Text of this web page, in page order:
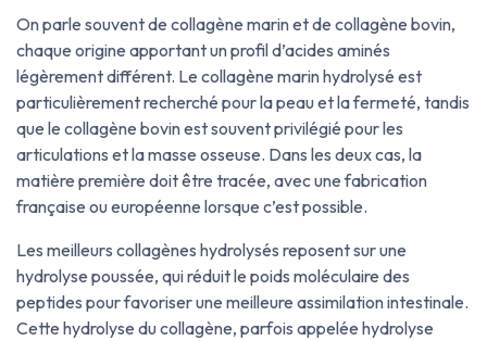
On parle souvent de collagène marin et de collagène bovin,
chaque origine apportant un profil d’acides aminés
légèrement différent. Le collagène marin hydrolysé est
particulièrement recherché pour la peau et la fermeté, tandis
que le collagène bovin est souvent privilégié pour les
articulations et la masse osseuse. Dans les deux cas, la
matière première doit être tracée, avec une fabrication
française ou européenne lorsque c’est possible.
Les meilleurs collagènes hydrolysés reposent sur une
hydrolyse poussée, qui réduit le poids moléculaire des
peptides pour favoriser une meilleure assimilation intestinale.
Cette hydrolyse du collagène, parfois appelée hydrolyse